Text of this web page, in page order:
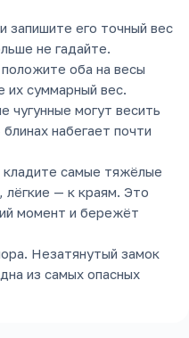
запишите его точный вес
не гадайте.
оба на весы
их суммарный вес.
чугунные могут весить
набегает почти
кладите самые тяжёлые
лёгкие — к краям. Это
момент и бережёт
Незатянутый замок
из самых опасных